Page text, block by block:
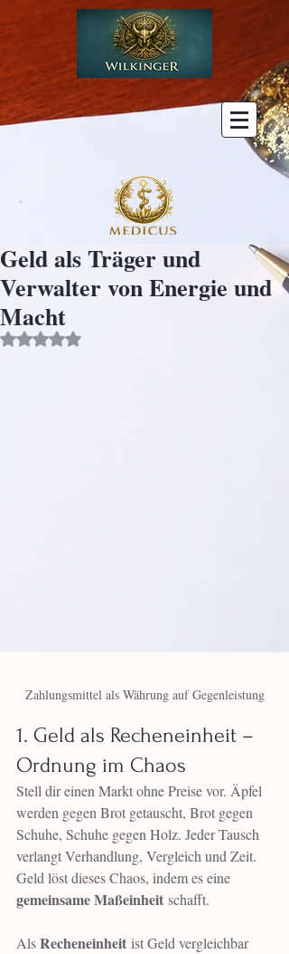
Geld als Träger und
Verwalter von Energie und
Macht
Mit NaN von 5 Sternen bewertet.
Zahlungsmittel als Währung auf Gegenleistung
1. Geld als Recheneinheit –
Ordnung im Chaos
Stell dir einen Markt ohne Preise vor. Äpfel
werden gegen Brot getauscht, Brot gegen
Schuhe, Schuhe gegen Holz. Jeder Tausch
verlangt Verhandlung, Vergleich und Zeit.
Geld löst dieses Chaos, indem es eine
gemeinsame Maßeinheit schafft.
Als Recheneinheit ist Geld vergleichbar